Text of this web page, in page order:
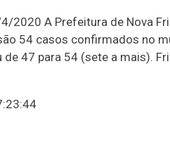
2020 A Prefeitura de Nova
54 casos confirmados no
47 para 54 (sete a mais).